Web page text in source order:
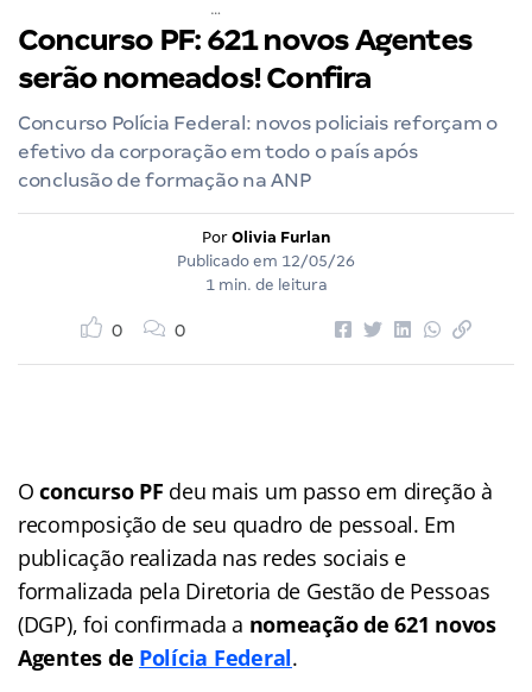
Concurso PF: 621 novos Agentes
serão nomeados! Confira
Concurso Polícia Federal: novos policiais reforçam o
efetivo da corporação em todo o país após
conclusão de formação na ANP
Por Olivia Furlan
Publicado em 12/05/26
1 min. de leitura
0 0
O concurso PF deu mais um passo em direção à
recomposição de seu quadro de pessoal. Em
publicação realizada nas redes sociais e
formalizada pela Diretoria de Gestão de Pessoas
(DGP), foi confirmada a nomeação de 621 novos
Agentes de Polícia Federal.